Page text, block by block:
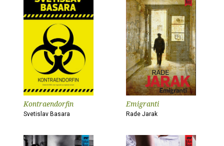
Kontraendorfin
Svetislav Basara
Emigranti
Rade Jarak